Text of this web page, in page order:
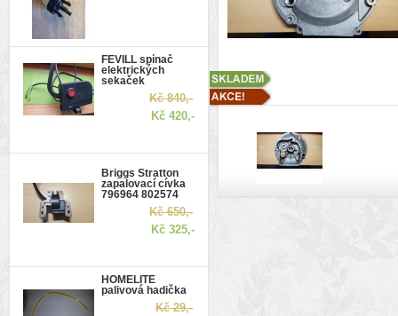
FEVILL spínač
elektrických
sekaček
Kč 840,-
Kč 420,-
Briggs Stratton
zapalovací cívka
796964 802574
Kč 650,-
Kč 325,-
HOMELITE
palivová hadička
Kč 29,-